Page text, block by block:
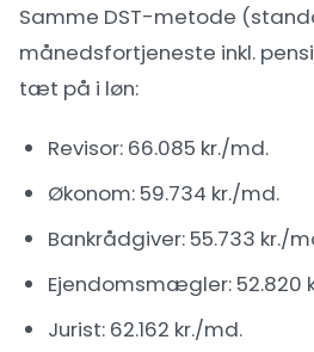
Samme DST-metode
månedsfortjeneste inkl.
tæt på i løn:
Revisor: 66.085 kr./md.
Økonom: 59.734 kr./md.
Bankrådgiver: 55.733 kr./
Ejendomsmægler: 52.820
Jurist: 62.162 kr./md.